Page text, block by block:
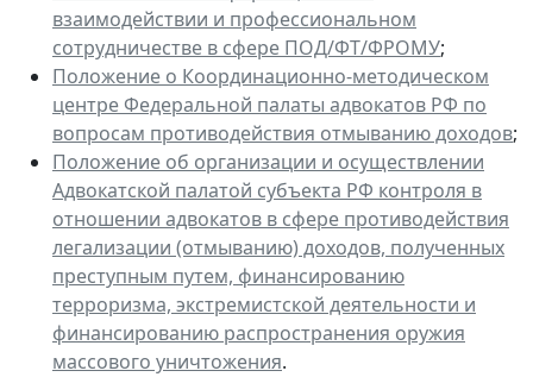
взаимодействии и профессиональном
сотрудничестве в сфере ПОД/ФТ/ФРОМУ;
Положение о Координационно-методическом
центре Федеральной палаты адвокатов РФ по
вопросам противодействия отмыванию доходов;
Положение об организации и осуществлении
Адвокатской палатой субъекта РФ контроля в
отношении адвокатов в сфере противодействия
легализации (отмыванию) доходов, полученных
преступным путем, финансированию
терроризма, экстремистской деятельности и
финансированию распространения оружия
массового уничтожения.